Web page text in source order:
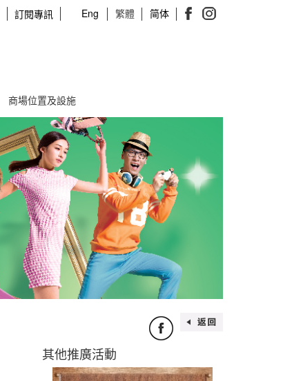
Eng 繁體 简体
訂閱專訊
商場位置及設施
其他推廣活動